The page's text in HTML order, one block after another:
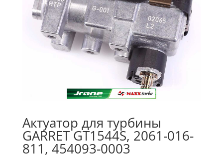
Актуатор для турбины
GARRET GT1544S, 2061-016-
811, 454093-0003